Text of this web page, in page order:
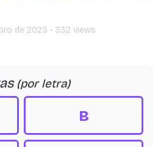
de 2023 • 332 views
(por letra)
B